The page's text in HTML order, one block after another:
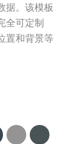
据。该模板
全可定制
置和背景等